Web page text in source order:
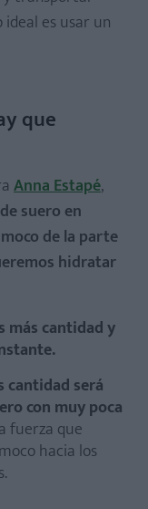
es usar un
que
Anna Estapé,
suero en
de la parte
hidratar
más cantidad y
cantidad será
con muy poca
fuerza que
hacia los